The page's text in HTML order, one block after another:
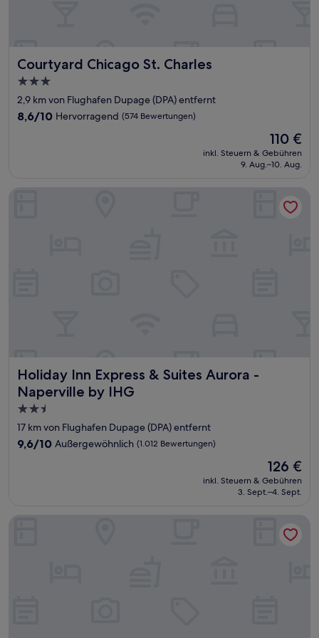
Courtyard Chicago St. Charles
Courtyard Chicago St. Charles
3.0-
Sterne-
Unterkunft
2,9 km von Flughafen Dupage (DPA) entfernt
8.6
8,6/10 Hervorragend (574 Bewertungen)
Der
Preis
beträgt
110 €
inkl. Steuern & Gebühren
9. Aug.–10. Aug.
Holiday Inn Express & Suites Aurora -
Naperville by IHG
Holiday Inn Express & Suites Aurora - Naperville by IHG
2.5-
Sterne-
Unterkunft
17 km von Flughafen Dupage (DPA) entfernt
9.6
9,6/10 Außergewöhnlich (1.012 Bewertungen)
Der
Preis
beträgt
126 €
inkl. Steuern & Gebühren
3. Sept.–4. Sept.
Comfort Inn & Suites Geneva - West Chicago